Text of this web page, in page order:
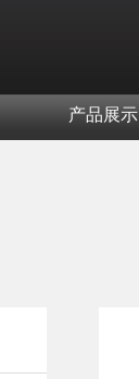
产品展示